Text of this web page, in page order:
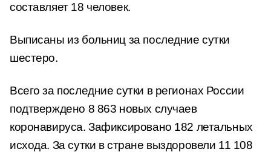
составляет 18 человек.
Выписаны из больниц за последние сутки
шестеро.
Всего за последние сутки в регионах России
подтверждено 8 863 новых случаев
коронавируса. Зафиксировано 182 летальных
исхода. За сутки в стране выздоровели 11 108